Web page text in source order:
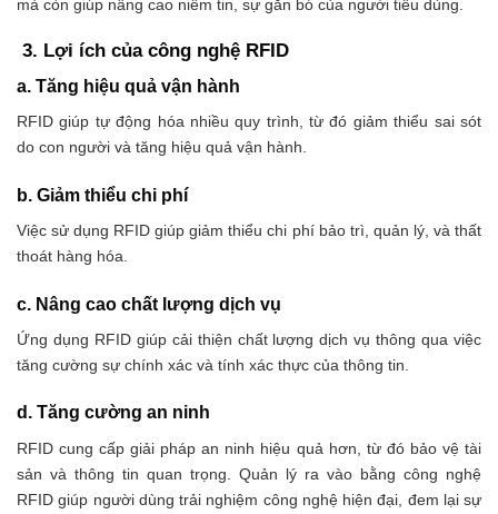
mà còn giúp nâng cao niềm tin, sự gắn bó của người tiêu dùng.
3. Lợi ích của công nghệ RFID
a. Tăng hiệu quả vận hành
RFID giúp tự động hóa nhiều quy trình, từ đó giảm thiểu sai sót
do con người và tăng hiệu quả vận hành.
b. Giảm thiểu chi phí
Việc sử dụng RFID giúp giảm thiểu chi phí bảo trì, quản lý, và thất
thoát hàng hóa.
c. Nâng cao chất lượng dịch vụ
Ứng dụng RFID giúp cải thiện chất lượng dịch vụ thông qua việc
tăng cường sự chính xác và tính xác thực của thông tin.
d. Tăng cường an ninh
RFID cung cấp giải pháp an ninh hiệu quả hơn, từ đó bảo vệ tài
sản và thông tin quan trọng. Quản lý ra vào bằng công nghệ
RFID giúp người dùng trải nghiệm công nghệ hiện đại, đem lại sự